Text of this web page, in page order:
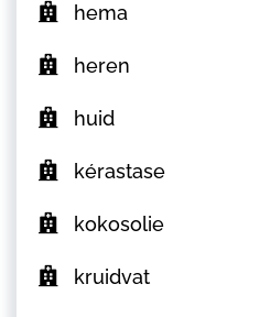
hema
heren
huid
kérastase
kokosolie
kruidvat